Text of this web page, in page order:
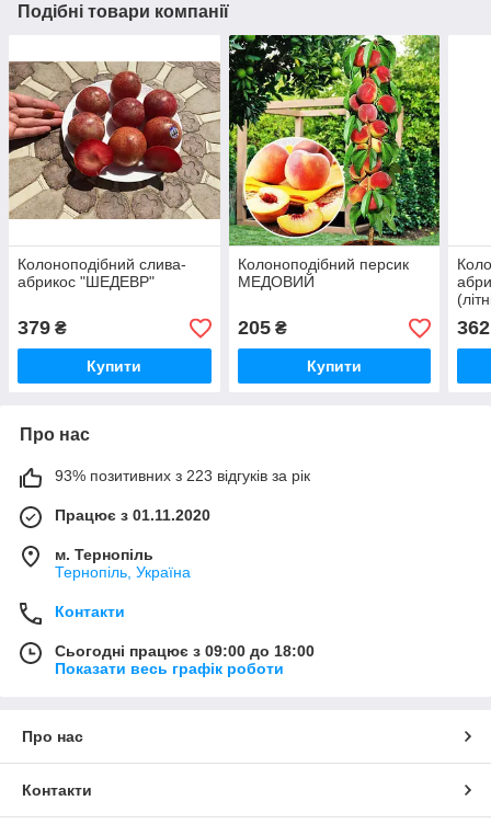
Подібні товари компанії
Колоноподібний слива-
абрикос "ШЕДЕВР"
379 ₴
Купити
Колоноподібний персик
МЕДОВИЙ
205₴
Купити
362
Про нас
93% позитивних з 223 відгуків за рік
Працює з 01.11.2020
м. Тернопіль
Тернопіль, Україна
Контакти
Сьогодні працює з 09:00 до 18:00
Показати весь графік роботи
Про нас
Контакти